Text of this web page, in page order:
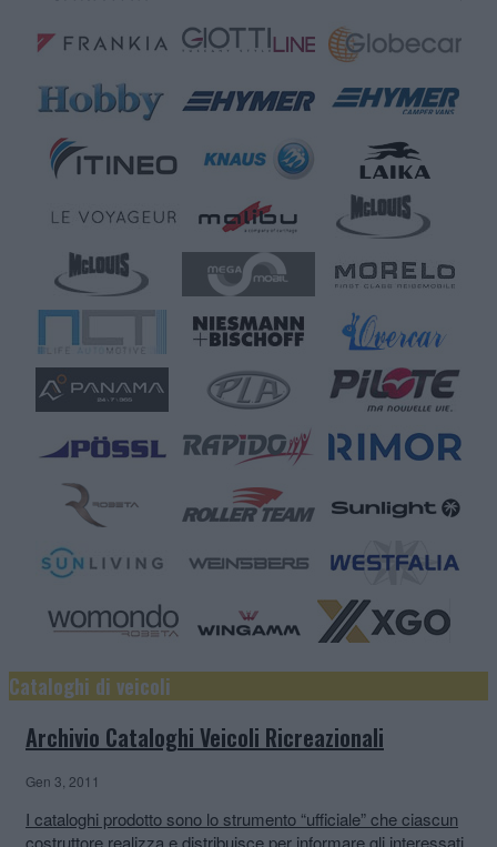
Cataloghi di veicoli
Archivio Cataloghi Veicoli Ricreazionali
Gen 3, 2011
I cataloghi prodotto sono lo strumento “ufficiale” che ciascun
costruttore realizza e distribuisce per informare gli interessati